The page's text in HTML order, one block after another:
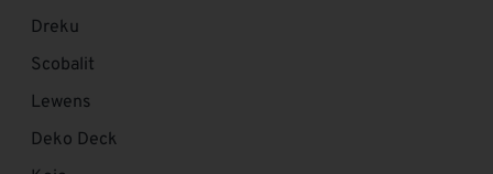
Dreku
Scobalit
Lewens
Deko Deck